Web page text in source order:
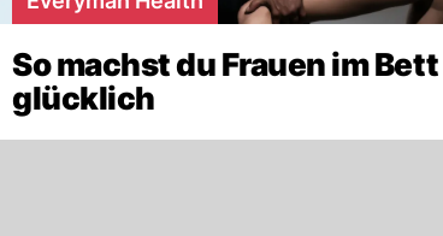
So machst du Frauen im Bett
glücklich